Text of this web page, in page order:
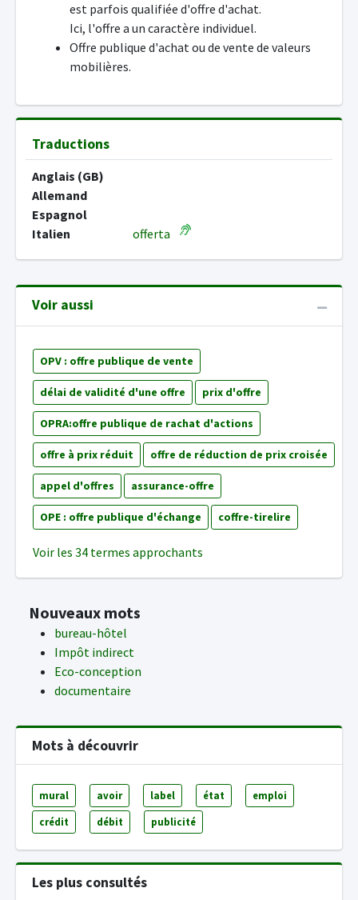
est parfois qualifiée d'offre d'achat.
Ici, l'offre a un caractère individuel.
Offre publique d'achat ou de vente de valeurs
mobilières.
Traductions
Anglais (GB)
Allemand
Espagnol
Italien
offerta
Voir aussi
OPV : offre publique de vente
délai de validité d'une offre prix d'offre
OPRA:offre publique de rachat d'actions
offre à prix réduit offre de réduction de prix croisée
appel d'offres assurance-offre
OPE : offre publique d'échange coffre-tirelire
Voir les 34 termes approchants
Nouveaux mots
bureau-hôtel
Impôt indirect
Eco-conception
documentaire
Mots à découvrir
mural avoir label état emploi
crédit débit publicité
Les plus consultés